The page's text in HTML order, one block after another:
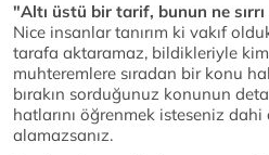
"Altı üstü bir tarif, bunun ne
Nice insanlar tanırım ki vakıf
tarafa aktaramaz, bildikleriyle
muhteremlere sıradan bir konu
bırakın sorduğunuz konunun
hatlarını öğrenmek isteseniz
alamazsanız.